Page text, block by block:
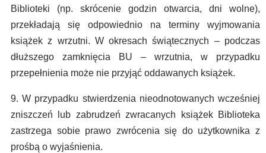
Biblioteki (np. skrócenie godzin otwarcia, dni wolne),
przekładają się odpowiednio na terminy wyjmowania
książek z wrzutni. W okresach świątecznych – podczas
dłuższego zamknięcia BU – wrzutnia, w przypadku
przepełnienia może nie przyjąć oddawanych książek.
9. W przypadku stwierdzenia nieodnotowanych wcześniej
zniszczeń lub zabrudzeń zwracanych książek Biblioteka
zastrzega sobie prawo zwrócenia się do użytkownika z
prośbą o wyjaśnienia.